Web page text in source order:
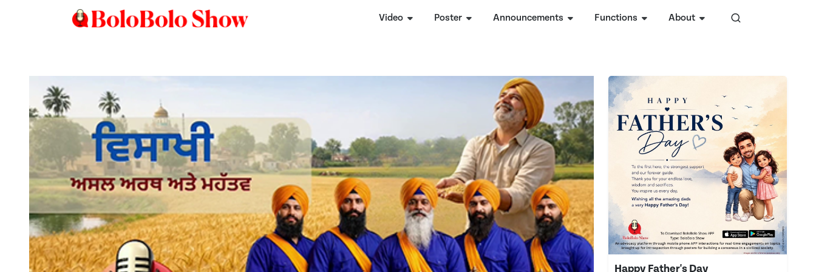
Video Poster Announcements Functions About
Happy Father's Day